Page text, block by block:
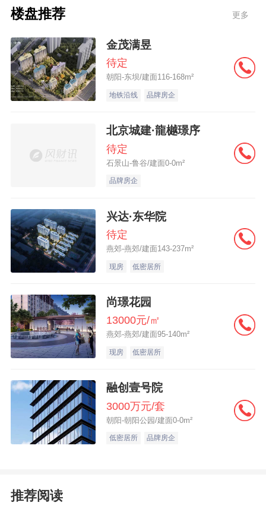
尚感和舒适度。特别是在无梁客厅中心处，
设计了通体鎏金色调的功能玄关和一体化吧
台，增添仪式感之外，提升了空间的私密
性；261㎡则以现代白法设计风格为底，基调
浪漫、洁净，整面落地窗的视野极致通透。
雕花出风口、拼花地板等细节的处理令人印
融创壹号院215㎡样板间实景
据现场工作人员介绍，融创壹号院的看房动
线由地库开始，从地下大堂分别入户，模拟
未来真实的归家场景。项目公区和地库参照
高奢酒店的配置，景墙、入户单元门、停车
标识牌，甚至壁灯均由稀有石材定制而成，
整体应用大面积暖光源烘托艺术氛围。电梯
厅墙面由天然白水晶组成，营造尊贵的仪式
感。
融创壹号院车库大堂艺术光厅
值得一提的是，在施工现场，壹号院标志性
南北楼间距接近百米，是北京市场罕有的尺
楼盘推荐 更多
金茂满昱
待定
朝阳-东坝/建面116-168m²
地铁沿线 品牌房企
北京城建·龍樾璟序
待定
石景山-鲁谷/建面0-0m²
品牌房企
兴达·东华院
待定
燕郊-燕郊/建面143-237m²
现房 低密居所
尚璟花园
13000元/㎡
燕郊-燕郊/建面95-140m²
现房 低密居所
融创壹号院
3000万元/套
朝阳-朝阳公园/建面0-0m²
低密居所 品牌房企
推荐阅读